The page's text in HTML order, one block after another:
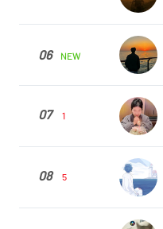
06 NEW
07 1
08 5